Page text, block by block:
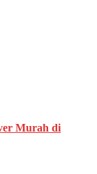
Murah di